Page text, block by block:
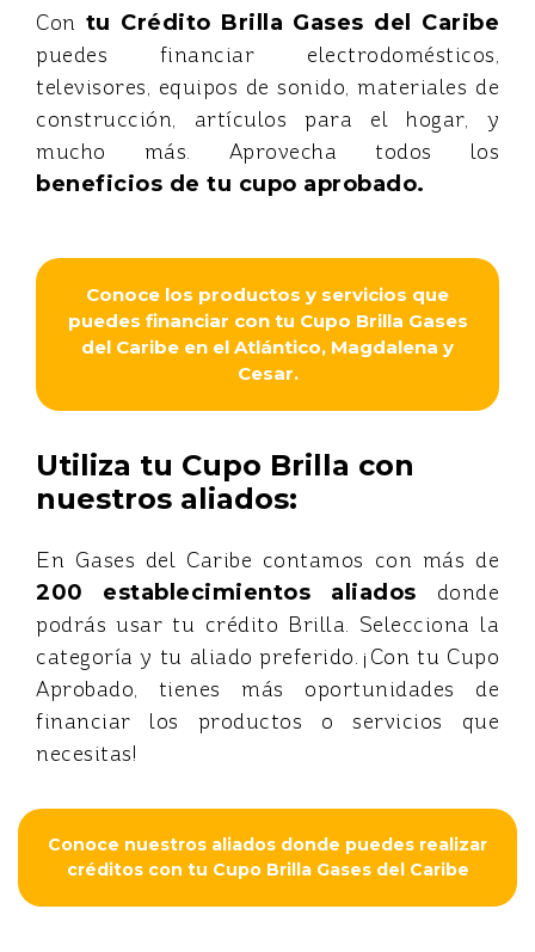
Con tu Crédito Brilla Gases del Caribe
puedes financiar electrodomésticos,
televisores, equipos de sonido, materiales de
construcción, artículos para el hogar, y
mucho más. Aprovecha todos los
beneficios de tu cupo aprobado.
Conoce los productos y servicios que
puedes financiar con tu Cupo Brilla Gases
del Caribe en el Atlántico, Magdalena y
Cesar.
Utiliza tu Cupo Brilla con
nuestros aliados:
En Gases del Caribe contamos con más de
200
establecimientos aliados donde
podrás usar tu crédito Brilla. Selecciona la
categoría y tu aliado preferido. ¡Con tu Cupo
Aprobado, tienes más oportunidades de
financiar los productos o servicios que
necesitas!
Conoce nuestros aliados donde puedes realizar
créditos con tu Cupo Brilla Gases del Caribe